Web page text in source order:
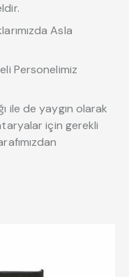
Asla
Personelimiz
ile de yaygın olarak
için gerekli